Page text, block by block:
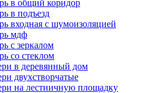
в общий коридор
в подъезд
входная с шумоизоляцией
мдф
с зеркалом
со стеклом
в деревянный дом
двухстворчатые
на лестничную площадку